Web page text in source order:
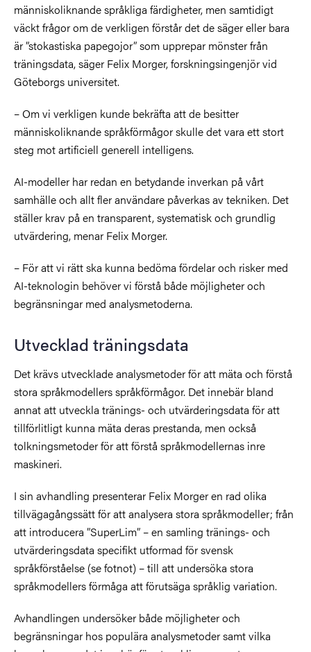
människoliknande språkliga färdigheter, men samtidigt
väckt frågor om de verkligen förstår det de säger eller bara
är ”stokastiska papegojor” som upprepar mönster från
träningsdata, säger Felix Morger, forskningsingenjör vid
Göteborgs universitet.
– Om vi verkligen kunde bekräfta att de besitter
människoliknande språkförmågor skulle det vara ett stort
steg mot artificiell generell intelligens.
AI-modeller har redan en betydande inverkan på vårt
samhälle och allt fler användare påverkas av tekniken. Det
ställer krav på en transparent, systematisk och grundlig
utvärdering, menar Felix Morger.
– För att vi rätt ska kunna bedöma fördelar och risker med
AI-teknologin behöver vi förstå både möjligheter och
begränsningar med analysmetoderna.
Utvecklad träningsdata
Det krävs utvecklade analysmetoder för att mäta och förstå
stora språkmodellers språkförmågor. Det innebär bland
annat att utveckla tränings- och utvärderingsdata för att
tillförlitligt kunna mäta deras prestanda, men också
tolkningsmetoder för att förstå språkmodellernas inre
maskineri.
I sin avhandling presenterar Felix Morger en rad olika
tillvägagångssätt för att analysera stora språkmodeller; från
att introducera ”SuperLim” – en samling tränings- och
utvärderingsdata specifikt utformad för svensk
språkförståelse (se fotnot) – till att undersöka stora
språkmodellers förmåga att förutsäga språklig variation.
Avhandlingen undersöker både möjligheter och
begränsningar hos populära analysmetoder samt vilka